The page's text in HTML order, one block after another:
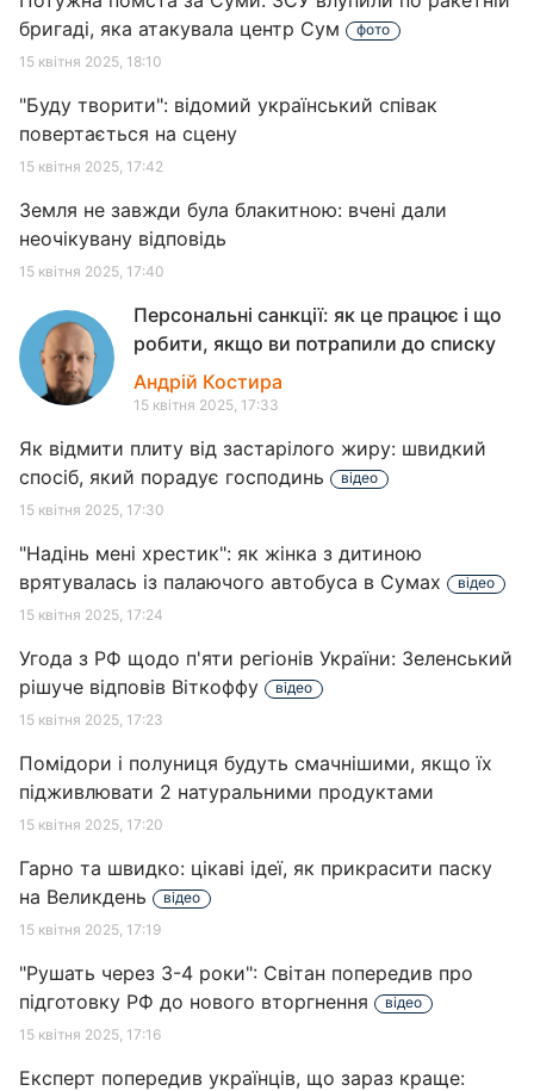
бригаді, яка атакувала центр Сум
фото
15 квітня 2025, 18:10
"Буду творити": відомий український співак
повертається на сцену
15 квітня 2025, 17:42
Земля не завжди була блакитною: вчені дали
неочікувану відповідь
15 квітня 2025, 17:40
Персональні санкції: як це працює і що
робити, якщо ви потрапили до списку
Андрій Костира
15 квітня 2025, 17:33
Як відмити плиту від застарілого жиру: швидкий
спосіб, який порадує господинь
відео
15 квітня 2025, 17:30
"Надінь мені хрестик": як жінка з дитиною
врятувалась із палаючого автобуса в Сумах
відео
15 квітня 2025, 17:24
Угода з РФ щодо п'яти регіонів України: Зеленський
рішуче відповів Віткоффу
відео
15 квітня 2025, 17:23
Помідори і полуниця будуть смачнішими, якщо їх
підживлювати 2 натуральними продуктами
15 квітня 2025, 17:20
Гарно та швидко: цікаві ідеї, як прикрасити паску
на Великдень
відео
15 квітня 2025, 17:19
"Рушать через 3-4 роки": Світан попередив про
підготовку РФ до нового вторгнення
відео
15 квітня 2025, 17:16
Експерт попередив українців, що зараз краще: